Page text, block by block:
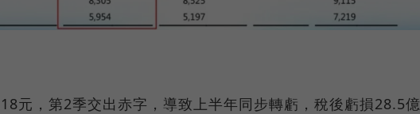
元，第2季交出赤字，導致上半年同步轉虧，稅後虧損28.5億